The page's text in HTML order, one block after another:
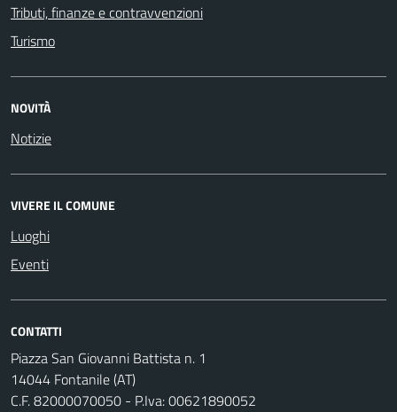
Tributi, finanze e contravvenzioni
Turismo
NOVITÀ
Notizie
VIVERE IL COMUNE
Luoghi
Eventi
CONTATTI
Piazza San Giovanni Battista n. 1
14044 Fontanile (AT)
C.F. 82000070050 - P.Iva: 00621890052